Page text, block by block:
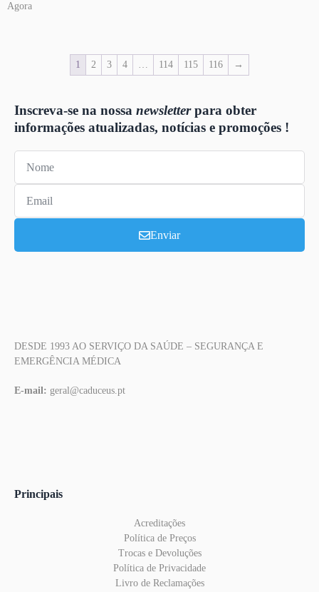
Agora
1 2 3 4 … 114 115 116 →
Inscreva-se na nossa newsletterpara obter
informações atualizadas, notícias e promoções !
Enviar
DESDE 1993 AO SERVIÇO DA SAÚDE – SEGURANÇA E
EMERGÊNCIA MÉDICA
E-mail: geral@caduceus.pt
Principais
Acreditações
Política de Preços
Trocas e Devoluções
Política de Privacidade
Livro de Reclamações